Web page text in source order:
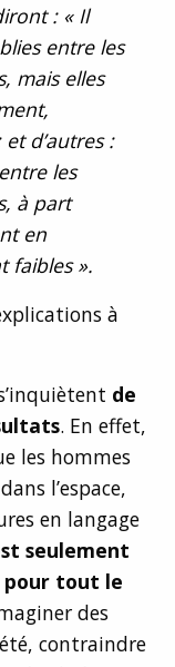
: « Il
entre les
mais elles
d’autres :
les
à part
en
faibles ».
à
de
. En effet,
les hommes
l’espace,
en langage
seulement
pour tout le
des
contraindre